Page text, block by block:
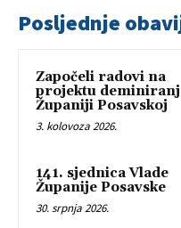
Posljednje
Započeli radovi na
projektu
Županiji Posavskoj
3. kolovoza 2026.
141. sjednica Vlade
Županije Posavske
30. srpnja 2026.